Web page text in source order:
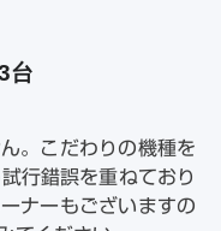
台
。こだわりの機種を
行錯誤を重ねており
ナーもございますの